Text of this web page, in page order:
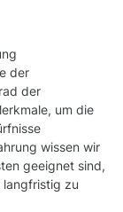
der
der
um die
wissen wir
geeignet sind,
langfristig zu